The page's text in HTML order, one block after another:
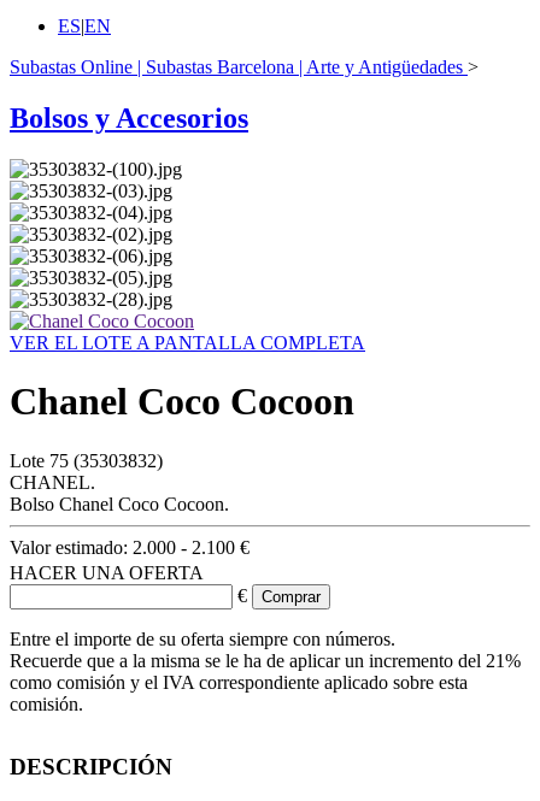
ES|EN
Subastas Online | Subastas Barcelona | Arte y Antigüedades >
Bolsos y Accesorios
VER EL LOTE A PANTALLA COMPLETA
Chanel Coco Cocoon
Lote 75 (35303832)
CHANEL.
Bolso Chanel Coco Cocoon.
Valor estimado: 2.000 - 2.100 €
HACER UNA OFERTA
€
Entre el importe de su oferta siempre con números.
Recuerde que a la misma se le ha de aplicar un incremento del 21%
como comisión y el IVA correspondiente aplicado sobre esta
comisión.
DESCRIPCIÓN